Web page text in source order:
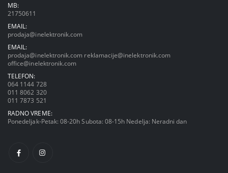
MB:
21750611
EMAIL:
prodaja@inelektronik.com
EMAIL:
prodaja@inelektronik.com reklamacije@inelektronik.com
office@inelektronik.com
TELEFON:
064 1144 728
011 8062 320
011 7873 521
RADNO VREME:
Ponedeljak-Petak: 08-20h Subota: 08-15h Nedelja: Neradni dan